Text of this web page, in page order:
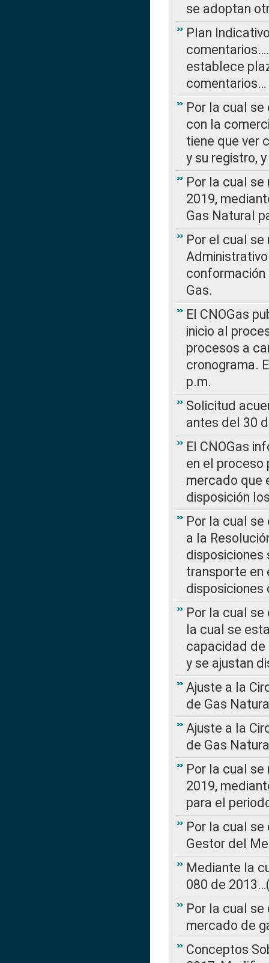
se adoptan
Plan
establece
comentarios…
Por la cual
con la
tiene que ver
y su registro,
Por la cual
2019,
Gas Natural
Por el cual
conformación
Gas.
El CNOGas
inicio al
procesos a
cronograma.
p.m.
Solicitud
antes del 30
El CNOGas
en el
mercado que
disposición
Por la cual se
a la
disposiciones
transporte en
disposiciones
Por la cual se
la cual se
capacidad de
y se ajustan
Ajuste a la
de Gas
Ajuste a la
de Gas
Por la cual se
2019,
para el
Por la cual
Gestor del
Mediante la
080 de
Por la cual
mercado de
Conceptos